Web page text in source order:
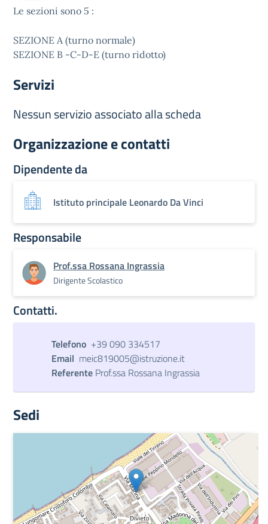
Le sezioni sono 5 :
SEZIONE A (turno normale)
SEZIONE B -C-D-E (turno ridotto)
Servizi
Nessun servizio associato alla scheda
Organizzazione e contatti
Dipendente da
Istituto principale Leonardo Da Vinci
Responsabile
Prof.ssa Rossana Ingrassia
Dirigente Scolastico
Contatti.
Telefono +39 090 334517
Email meic819005@istruzione.it
Referente Prof.ssa Rossana Ingrassia
Sedi